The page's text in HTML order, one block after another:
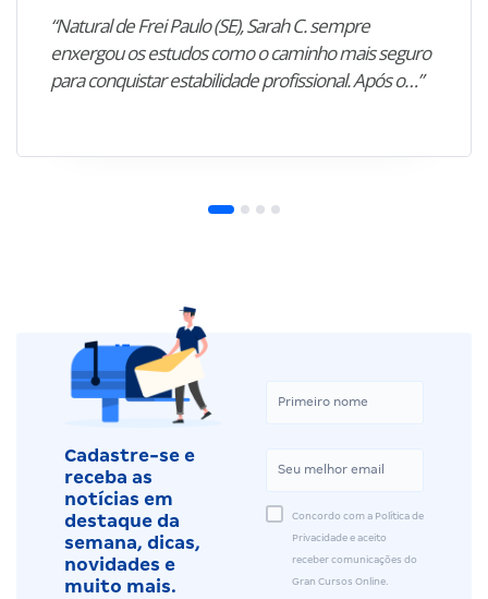
“Natural de Frei Paulo (SE), Sarah C. sempre
enxergou os estudos como o caminho mais seguro
para conquistar estabilidade profissional. Após o…”
Cadastre-se e
receba as
notícias em
destaque da
semana, dicas,
novidades e
muito mais.
Concordo com a Política de
Privacidade e aceito
receber comunicações do
Gran Cursos Online.